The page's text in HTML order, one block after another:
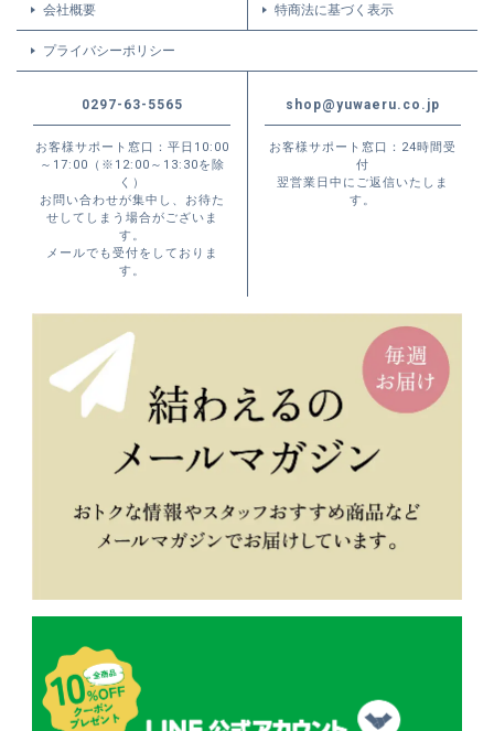
会社概要 特商法に基づく表示
プライバシーポリシー
0297-63-5565
お客様サポート窓口：平日10:00
～17:00（※12:00～13:30を除
く）
お問い合わせが集中し、お待た
せしてしまう場合がございま
す。
メールでも受付をしておりま
す。
shop@yuwaeru.co.jp
お客様サポート窓口：24時間受
付
翌営業日中にご返信いたしま
す。